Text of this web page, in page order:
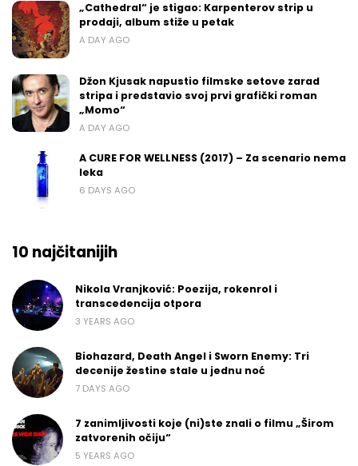
„Cathedral“ je stigao: Karpenterov strip u
prodaji, album stiže u petak
A DAY AGO
Džon Kjusak napustio filmske setove zarad
stripa i predstavio svoj prvi grafički roman
„Momo“
A DAY AGO
A CURE FOR WELLNESS (2017) – Za scenario nema
leka
6 DAYS AGO
10 najčitanijih
Nikola Vranjković: Poezija, rokenrol i
transcedencija otpora
3 YEARS AGO
Biohazard, Death Angel i Sworn Enemy: Tri
decenije žestine stale u jednu noć
7 DAYS AGO
7 zanimljivosti koje (ni)ste znali o filmu „Širom
zatvorenih očiju“
5 YEARS AGO